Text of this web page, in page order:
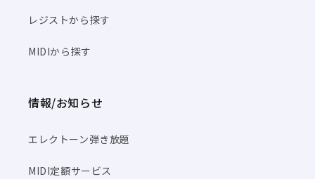
レジストから探す
MIDIから探す
情報/お知らせ
エレクトーン弾き放題
MIDI定額サービス